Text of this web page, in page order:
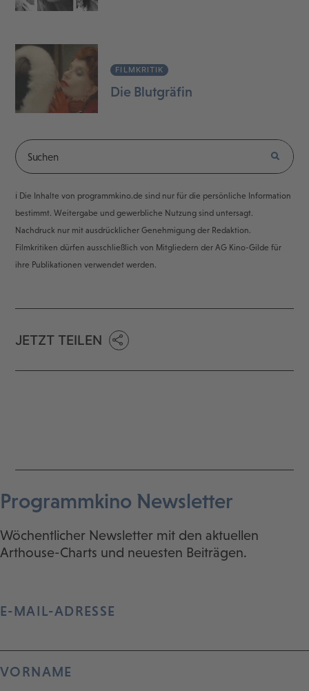
FILMKRITIK
Die Blutgräfin
ℹ️ Die Inhalte von programmkino.de sind nur für die persönliche Information
bestimmt. Weitergabe und gewerbliche Nutzung sind untersagt.
Nachdruck nur mit ausdrücklicher Genehmigung der Redaktion.
Filmkritiken dürfen ausschließlich von Mitgliedern der AG Kino-Gilde für
ihre Publikationen verwendet werden.
JETZT TEILEN
Programmkino Newsletter
Wöchentlicher Newsletter mit den aktuellen
Arthouse-Charts und neuesten Beiträgen.
E-MAIL-ADRESSE
VORNAME